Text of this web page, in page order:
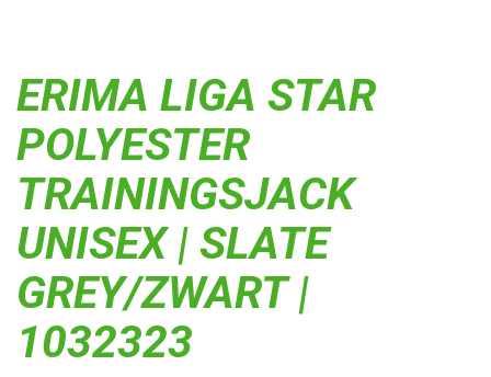
ERIMA LIGA STAR
POLYESTER
TRAININGSJACK
UNISEX | SLATE
GREY/ZWART |
1032323